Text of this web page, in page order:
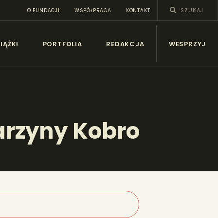
O FUNDACJI WSPÓŁPRACA KONTAKT
PORTFOLIA REDAKCJA WESPRZYJ
Kobro